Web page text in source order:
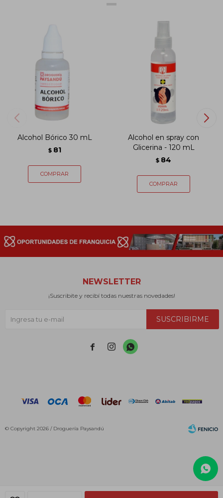
Alcohol Bórico 30 mL
$ 81
Alcohol en spray con
Glicerina - 120 mL
$ 84
NEWSLETTER
¡Suscribite y recibí todas nuestras novedades!
SUSCRIBIRME
  
© Copyright 2026 / Droguería Paysandú